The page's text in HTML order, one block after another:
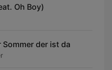
Oh Boy)
Sommer der ist da